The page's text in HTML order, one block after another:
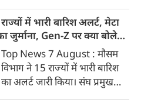
मामलों में 567 मिलियन डॉलर
भुगतान करने का आदेश दिया है।
में भारी बारिश अलर्ट, मेटा
जुर्माना, Gen-Z पर क्या बोले
Top News 7 August : मौसम
विभाग ने 15 राज्यों में भारी बारिश
का अलर्ट जारी किया। संघ प्रमुख